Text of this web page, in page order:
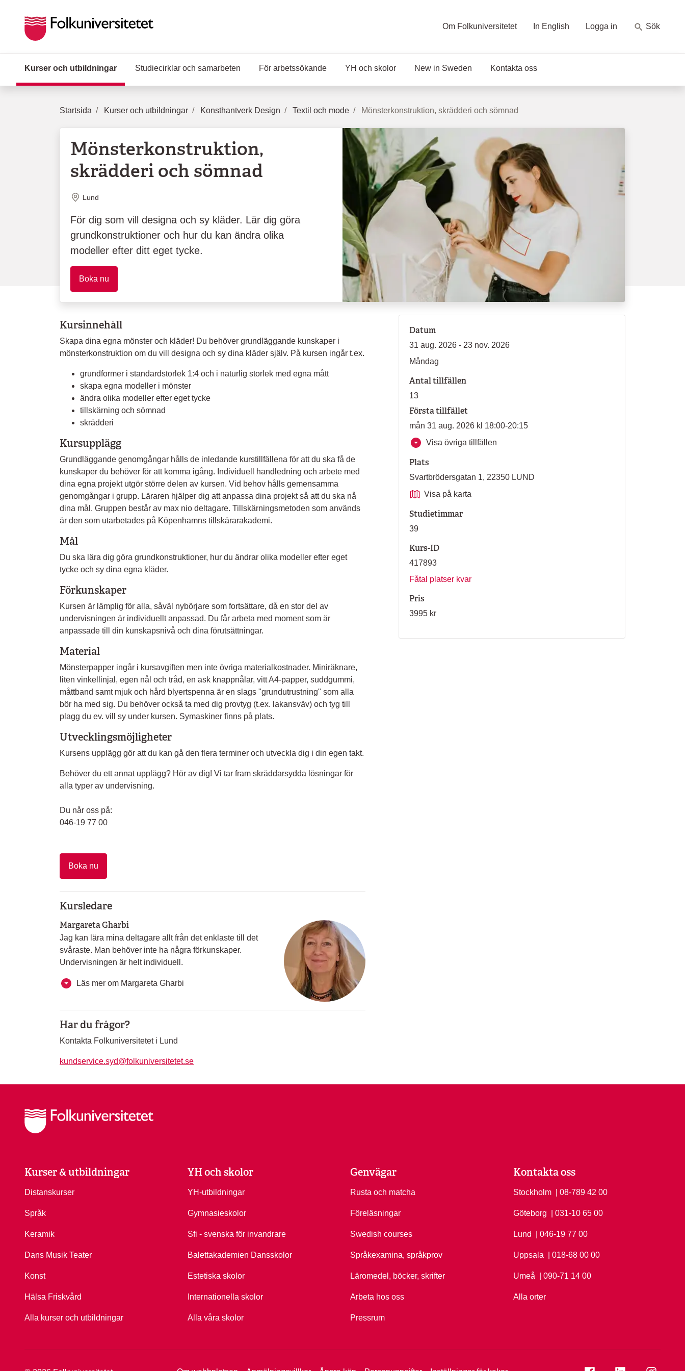
Om Folkuniversitetet In English Logga in Sök
Kurser och utbildningar (Aktuell sida)
Studiecirklar och samarbeten För arbetssökande YH och skolor New in Sweden Kontakta oss
Startsida Kurser och utbildningar Konsthantverk Design Textil och mode Mönsterkonstruktion, skrädderi och sömnad
Mönsterkonstruktion,
skrädderi och sömnad
Plats
Lund
För dig som vill designa och sy kläder. Lär dig göra
grundkonstruktioner och hur du kan ändra olika
modeller efter ditt eget tycke.
Boka nu
Kursinnehåll
Skapa dina egna mönster och kläder! Du behöver grundläggande kunskaper i
mönsterkonstruktion om du vill designa och sy dina kläder själv. På kursen ingår t.ex.
grundformer i standardstorlek 1:4 och i naturlig storlek med egna mått
skapa egna modeller i mönster
ändra olika modeller efter eget tycke
tillskärning och sömnad
skrädderi
Kursupplägg
Grundläggande genomgångar hålls de inledande kurstillfällena för att du ska få de
kunskaper du behöver för att komma igång. Individuell handledning och arbete med
dina egna projekt utgör större delen av kursen. Vid behov hålls gemensamma
genomgångar i grupp. Läraren hjälper dig att anpassa dina projekt så att du ska nå
dina mål. Gruppen består av max nio deltagare. Tillskärningsmetoden som används
är den som utarbetades på Köpenhamns tillskärarakademi.
Mål
Du ska lära dig göra grundkonstruktioner, hur du ändrar olika modeller efter eget
tycke och sy dina egna kläder.
Förkunskaper
Kursen är lämplig för alla, såväl nybörjare som fortsättare, då en stor del av
undervisningen är individuellt anpassad. Du får arbeta med moment som är
anpassade till din kunskapsnivå och dina förutsättningar.
Material
Mönsterpapper ingår i kursavgiften men inte övriga materialkostnader. Miniräknare,
liten vinkellinjal, egen nål och tråd, en ask knappnålar, vitt A4-papper, suddgummi,
måttband samt mjuk och hård blyertspenna är en slags "grundutrustning" som alla
bör ha med sig. Du behöver också ta med dig provtyg (t.ex. lakansväv) och tyg till
plagg du ev. vill sy under kursen. Symaskiner finns på plats.
Utvecklingsmöjligheter
Kursens upplägg gör att du kan gå den flera terminer och utveckla dig i din egen takt.
Behöver du ett annat upplägg? Hör av dig! Vi tar fram skräddarsydda lösningar för
alla typer av undervisning.
Du når oss på:
046-19 77 00
Boka nu
Kursledare
Margareta Gharbi
Jag kan lära mina deltagare allt från det enklaste till det
svåraste. Man behöver inte ha några förkunskaper.
Undervisningen är helt individuell.
Läs mer om Margareta Gharbi
Har du frågor?
Kontakta Folkuniversitetet i Lund
kundservice.syd@folkuniversitetet.se
Datum
31 aug. 2026 - 23 nov. 2026
Måndag
Antal tillfällen
13
Första tillfället
mån 31 aug. 2026 kl 18:00-20:15
Visa övriga tillfällen
Plats
Svartbrödersgatan 1, 22350 LUND
Visa på karta
Studietimmar
39
Kurs-ID
417893
Fåtal platser kvar
Pris
3995 kr
Kurser & utbildningar
Distanskurser
Språk
Keramik
Dans Musik Teater
Konst
Hälsa Friskvård
Alla kurser och utbildningar
YH och skolor
YH-utbildningar
Gymnasieskolor
Sfi - svenska för invandrare
Balettakademien Dansskolor
Estetiska skolor
Internationella skolor
Alla våra skolor
Genvägar
Rusta och matcha
Föreläsningar
Swedish courses
Språkexamina, språkprov
Läromedel, böcker, skrifter
Arbeta hos oss
Pressrum
Kontakta oss
Stockholm Ring Stockholm på
| 08-789 42 00
Göteborg Ring Göteborg på
| 031-10 65 00
Lund Ring Lund på
| 046-19 77 00
Uppsala Ring Uppsala på
| 018-68 00 00
Umeå Ring Umeå på
| 090-71 14 00
Alla orter